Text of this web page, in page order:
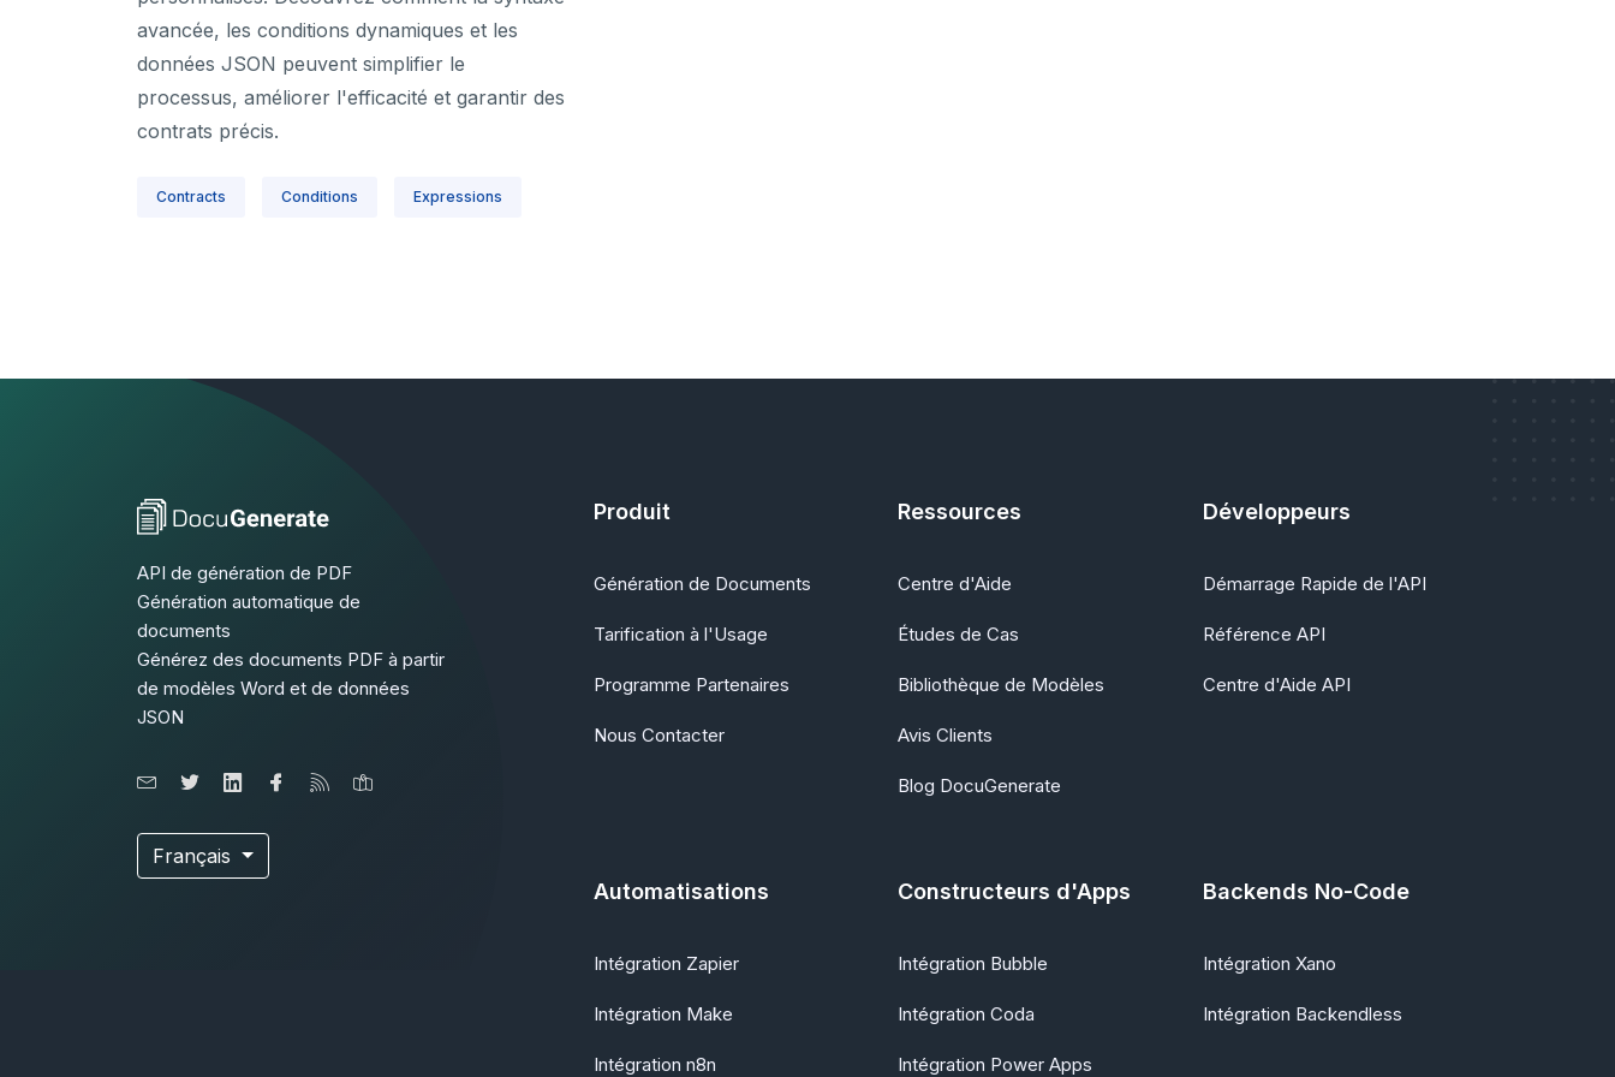
avancée, les conditions dynamiques et les
données JSON peuvent simplifier le
processus, améliorer l'efficacité et garantir des
contrats précis.
Contracts Conditions Expressions
API de génération de PDF
Génération automatique de
documents
Générez des documents PDF à partir
de modèles Word et de données
JSON
Français
Produit
Génération de Documents
Tarification à l'Usage
Programme Partenaires
Nous Contacter
Ressources
Centre d'Aide
Études de Cas
Bibliothèque de Modèles
Avis Clients
Blog DocuGenerate
Développeurs
Démarrage Rapide de l'API
Référence API
Centre d'Aide API
Automatisations
Intégration Zapier
Intégration Make
Intégration n8n
Constructeurs d'Apps
Intégration Bubble
Intégration Coda
Intégration Power Apps
Backends No-Code
Intégration Xano
Intégration Backendless